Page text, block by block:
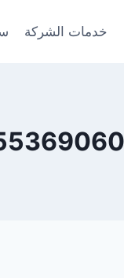
خدمات الشركة